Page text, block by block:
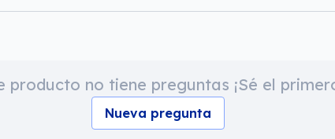
producto no tiene preguntas ¡Sé el
Nueva pregunta